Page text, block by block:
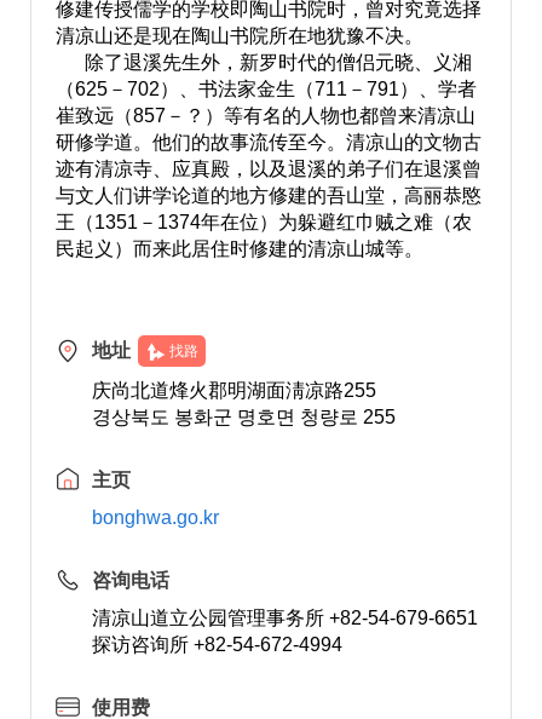
修建传授儒学的学校即陶山书院时，曾对究竟选择
清凉山还是现在陶山书院所在地犹豫不决。
除了退溪先生外，新罗时代的僧侣元晓、义湘
（625－702）、书法家金生（711－791）、学者
崔致远（857－？）等有名的人物也都曾来清凉山
研修学道。他们的故事流传至今。清凉山的文物古
迹有清凉寺、应真殿，以及退溪的弟子们在退溪曾
与文人们讲学论道的地方修建的吾山堂，高丽恭愍
王（1351－1374年在位）为躲避红巾贼之难（农
民起义）而来此居住时修建的清凉山城等。
地址 找路
庆尚北道烽火郡明湖面淸凉路255
경상북도 봉화군 명호면 청량로 255
主页
bonghwa.go.kr
咨询电话
清凉山道立公园管理事务所 +82-54-679-6651
探访咨询所 +82-54-672-4994
使用费